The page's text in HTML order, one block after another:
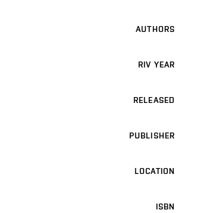
AUTHORS
RIV YEAR
RELEASED
PUBLISHER
LOCATION
ISBN